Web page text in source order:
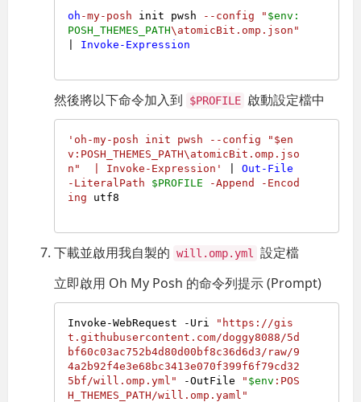
oh -my-posh init pwsh --config " $env:
POSH_THEMES_PATH\atomicBit.omp.json"
Invoke-Expression
然後將以下命令加入到 $PROFILE 啟動設定檔中
'oh-my-posh init pwsh --config "$en
v:POSH_THEMES_PATH\atomicBit.omp.jso
n"  | Invoke-Expression'
| Out-File
-LiteralPath
$PROFILE -Append
-Encod
ing utf8
下載並啟用我自製的 will.omp.yml
設定檔
立即啟用 Oh My Posh 的命令列提示 (Prompt)
Invoke-WebRequest -Uri
"https://gis
t.githubusercontent.com/doggy8088/5d
bf60c03ac752b4d80d00bf8c36d6d3/raw/9
4a2b92f4e3e68bc3413e070f399f6f79cd32
5bf/will.omp.yml"
-OutFile " $env :POS
H_THEMES_PATH/will.omp.yaml"